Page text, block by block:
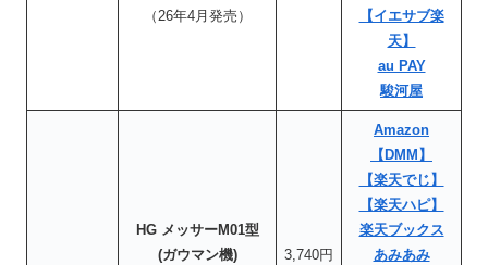
（26年4月発売）
【イエサブ楽
天】
au PAY
駿河屋
HG メッサーM01型
(ガウマン機)
3,740円
Amazon
【DMM】
【楽天でじ】
【楽天ハピ】
楽天ブックス
あみあみ